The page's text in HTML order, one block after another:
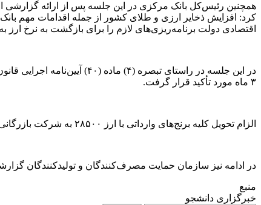
همچنین رئیس‌کل بانک مرکزی در این جلسه پس از ارائه گزارشی
کرد: افزایش ذخایر ارزی و طلای کشور از جمله اقدامات مهم
اقتصادی دولت برنامه‌ریزی‌های لازم را برای بازگشت به نرخ ارز
در این جلسه در راستای
۳ ماه مورد تأکید قرار گرفت.
الزام تحویل کلیه برنج‌های وارداتی با ارز ۲۸۵۰۰ به شرکت بازرگانی دولتی و توزیع آن از طریق کارگروه‌های تنظیم بازار استانی در جهت کنترل قیمت‌ها از دیگر مصوبات این جلسه بود.
در ادامه نیز سازمان حمایت مصرف‌کنندگان و تولیدکنندگان
منبع
خبرگزاری دانشجو